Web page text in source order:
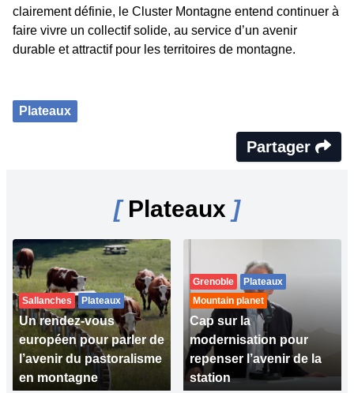
clairement définie, le Cluster Montagne entend continuer à
faire vivre un collectif solide, au service d’un avenir
durable et attractif pour les territoires de montagne.
Plateaux
Partager
[Plateaux ]
Sallanches Plateaux
Un rendez-vous
européen pour parler de
l’avenir du pastoralisme
en montagne
Grenoble
Plateaux
Mountain planet
Cap sur la
modernisation pour
repenser l’avenir de la
station